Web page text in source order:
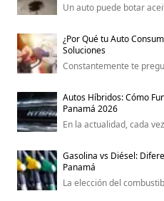
Un auto puede botar
¿Por Qué tu Auto
Soluciones
Constantemente te
Autos Híbridos: Cómo
Panamá 2026
En la actualidad, cada
Gasolina vs Diésel:
Panamá
La elección del